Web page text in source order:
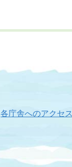
各庁舎へのアクセス